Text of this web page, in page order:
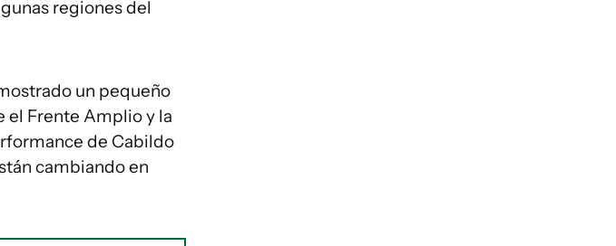
regiones del
un pequeño
el Frente Amplio y la
de Cabildo
cambiando en